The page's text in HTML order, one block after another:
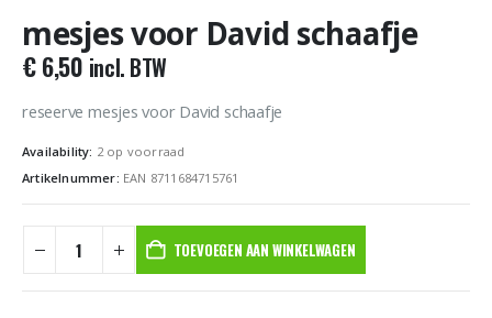
mesjes voor David schaafje
€6,50 incl. BTW
reseerve mesjes voor David schaafje
Availability: 2 op voorraad
Artikelnummer: EAN 8711684715761
TOEVOEGEN AAN WINKELWAGEN